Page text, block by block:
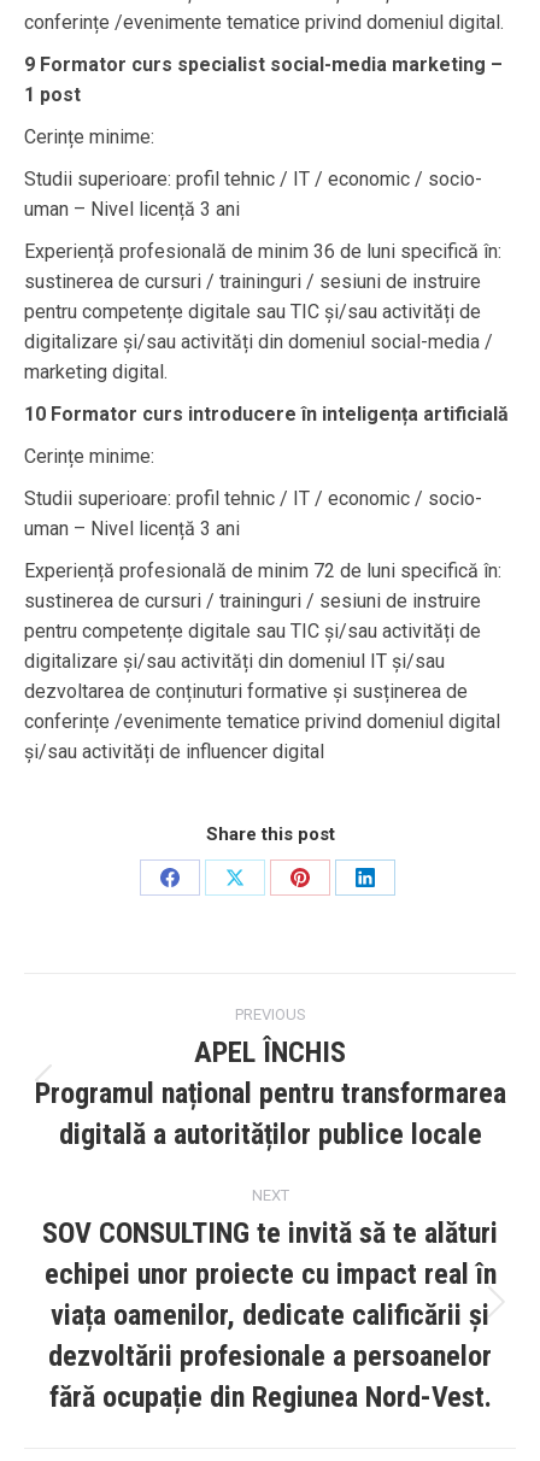
conferințe /evenimente tematice privind domeniul digital.
9 Formator curs specialist social-media marketing –
1 post
Cerințe minime:
Studii superioare: profil tehnic / IT / economic / socio-
uman – Nivel licență 3 ani
Experiență profesională de minim 36 de luni specifică în:
sustinerea de cursuri / traininguri / sesiuni de instruire
pentru competențe digitale sau TIC și/sau activități de
digitalizare și/sau activități din domeniul social-media /
marketing digital.
10 Formator curs introducere în inteligența artificială
Cerințe minime:
Studii superioare: profil tehnic / IT / economic / socio-
uman – Nivel licență 3 ani
Experiență profesională de minim 72 de luni specifică în:
sustinerea de cursuri / traininguri / sesiuni de instruire
pentru competențe digitale sau TIC și/sau activități de
digitalizare și/sau activități din domeniul IT și/sau
dezvoltarea de conținuturi formative și susținerea de
conferințe /evenimente tematice privind domeniul digital
și/sau activități de influencer digital
Share this post
Share
Share
Share
Share
navigation
PREVIOUS
Previous
post:
APEL ÎNCHIS
Programul național pentru transformarea
digitală a autorităților publice locale
NEXT
Next
post:
SOV CONSULTING te invită să te alături
echipei unor proiecte cu impact real în
viața oamenilor, dedicate calificării și
dezvoltării profesionale a persoanelor
fără ocupație din Regiunea Nord-Vest.